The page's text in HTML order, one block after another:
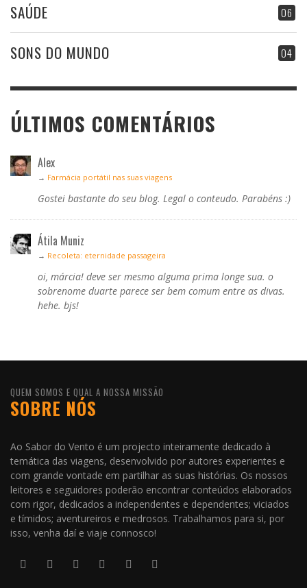
06
SAÚDE
04
SONS DO MUNDO
ÚLTIMOS COMENTÁRIOS
Alex
→ Farmácia portátil nas suas viagens
Gostei bastante do seu blog. Legal o conteudo. Parabéns :)
Átila Muniz
→ Recoleta: eternidade passageira
oi, márcia! deve ser mesmo alguma prima longe sua. o
sobrenome duarte parece ser bem comum entre as divas.
hehe. bjs!
QUEM SOMOS E QUAL A NOSSA MISSÃO
SOBRE NÓS
Ao Sabor do Vento é um projecto inteiramente dedicado à
temática das viagens, desenvolvido por autores experientes e
com grande vontade em partilhar as suas histórias. Os nossos
leitores e seguidores poderão encontrar conteúdos elaborados
com rigor, dedicados a independentes e dependentes; viciados
e tímidos; aventureiros e medrosos. Trabalhamos para si, por
isso, venha daí e viaje connosco!